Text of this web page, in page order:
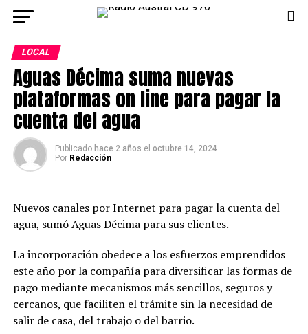
LOCAL
Aguas Décima suma nuevas
plataformas on line para pagar la
cuenta del agua
Publicado hace 2 años el octubre 14, 2024
Por Redacción
Nuevos canales por Internet para pagar la cuenta del
agua, sumó Aguas Décima para sus clientes.
La incorporación obedece a los esfuerzos emprendidos
este año por la compañía para diversificar las formas de
pago mediante mecanismos más sencillos, seguros y
cercanos, que faciliten el trámite sin la necesidad de
salir de casa, del trabajo o del barrio.